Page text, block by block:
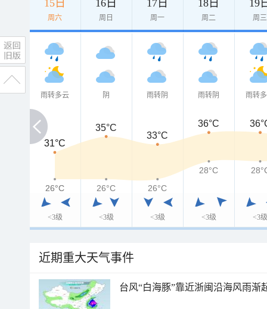
15日
周六
16日
周日
17日
周一
18日
周二
19
周三
雨转多云
<3级
阴
<3级
雨转阴
<3级
雨转阴
<3级
雨转
<3级
31°C
31°C
35°C
33°C
36°C
26°C
26°C 26°C 26°C
28°C
近期重大天气事件
台风“白海豚”靠近浙闽沿海风雨渐